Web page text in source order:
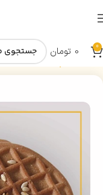
0 تومان
خانه کلمپه نگین